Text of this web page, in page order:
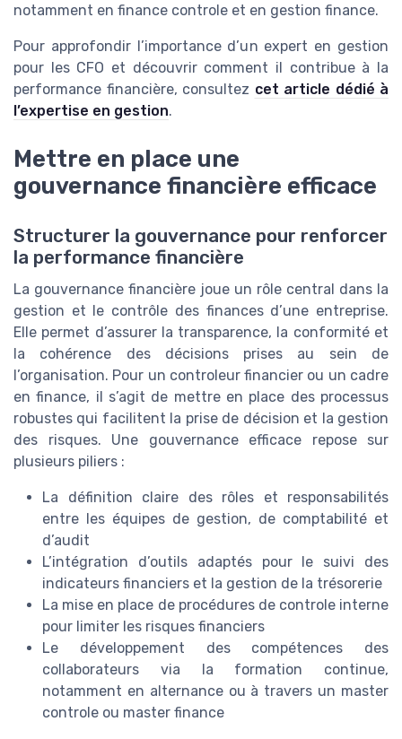
notamment en finance controle et en gestion finance.
Pour approfondir l’importance d’un expert en gestion
pour les CFO et découvrir comment il contribue à la
performance financière, consultez cet article dédié à
l’expertise en gestion.
Mettre en place une
gouvernance financière efficace
Structurer la gouvernance pour renforcer
la performance financière
La gouvernance financière joue un rôle central dans la
gestion et le contrôle des finances d’une entreprise.
Elle permet d’assurer la transparence, la conformité et
la cohérence des décisions prises au sein de
l’organisation. Pour un controleur financier ou un cadre
en finance, il s’agit de mettre en place des processus
robustes qui facilitent la prise de décision et la gestion
des risques. Une gouvernance efficace repose sur
plusieurs piliers :
La définition claire des rôles et responsabilités
entre les équipes de gestion, de comptabilité et
d’audit
L’intégration d’outils adaptés pour le suivi des
indicateurs financiers et la gestion de la trésorerie
La mise en place de procédures de controle interne
pour limiter les risques financiers
Le développement des compétences des
collaborateurs via la formation continue,
notamment en alternance ou à travers un master
controle ou master finance